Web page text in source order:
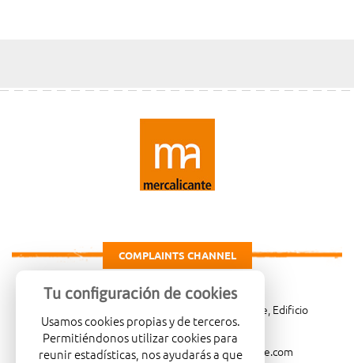
COMPLAINTS CHANNEL
Carretera de Madrid Km. 4, 03007 Alicante, Edificio
Administrativo, planta 3ª
966081001
merca@mercalicante.com
Tu configuración de cookies
Usamos cookies propias y de terceros.
Permitiéndonos utilizar cookies para
reunir estadísticas, nos ayudarás a que